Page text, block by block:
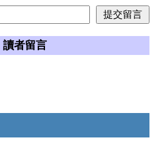
讀者留言